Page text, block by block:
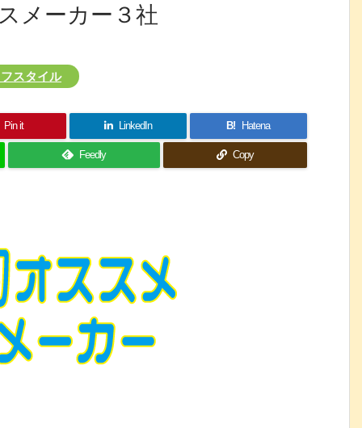
メーカー３社
スタイル
Pin it LinkedIn B! Hatena
Feedly Copy